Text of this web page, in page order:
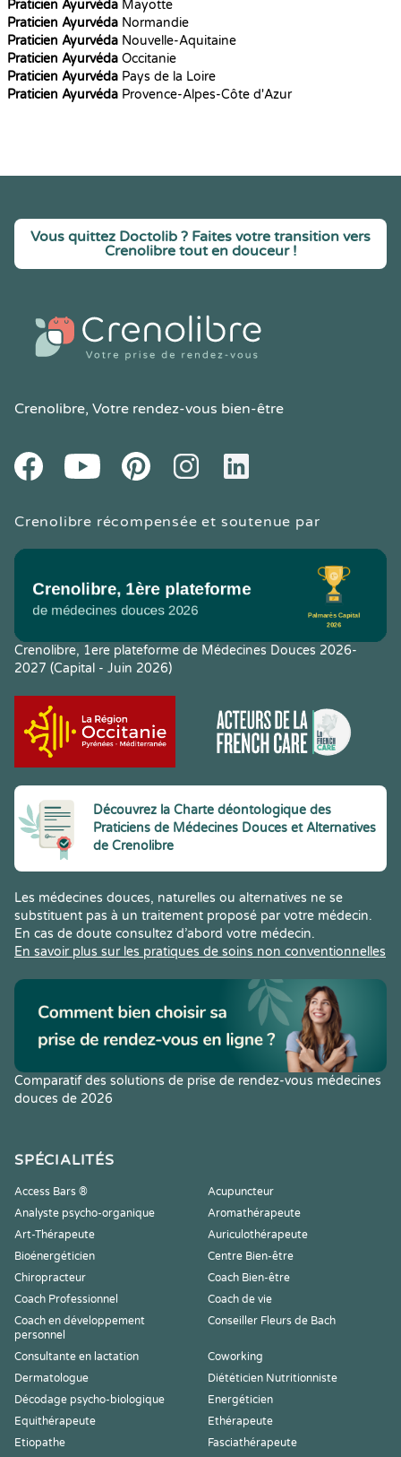
Praticien Ayurvéda Mayotte
Praticien Ayurvéda Normandie
Praticien Ayurvéda Nouvelle-Aquitaine
Praticien Ayurvéda Occitanie
Praticien Ayurvéda Pays de la Loire
Praticien Ayurvéda Provence-Alpes-Côte d'Azur
Vous quittez Doctolib ? Faites votre transition vers
Crenolibre tout en douceur !
Crenolibre, Votre rendez-vous bien-être
FacebookYoutube PinteresetInstagramLinkedIn
Crenolibre récompensée et soutenue par
Crenolibre, 1ere plateforme de Médecines Douces 2026-
2027 (Capital - Juin 2026)
Découvrez la Charte déontologique des
Praticiens de Médecines Douces et Alternatives
de Crenolibre
Les médecines douces, naturelles ou alternatives ne se
substituent pas à un traitement proposé par votre médecin.
En cas de doute consultez d’abord votre médecin.
En savoir plus sur les pratiques de soins non conventionnelles
Comparatif des solutions de prise de rendez-vous médecines
douces de 2026
SPÉCIALITÉS
Access Bars ®
Acupuncteur
Analyste psycho-organique
Aromathérapeute
Art-Thérapeute
Auriculothérapeute
Bioénergéticien
Centre Bien-être
Chiropracteur
Coach Bien-être
Coach Professionnel
Coach de vie
Coach en développement
personnel
Conseiller Fleurs de Bach
Consultante en lactation
Coworking
Dermatologue
Diététicien Nutritionniste
Décodage psycho-biologique
Energéticien
Equithérapeute
Ethérapeute
Etiopathe
Fasciathérapeute